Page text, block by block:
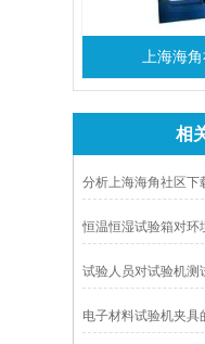
上海海
相
分析上海海角社区下
恒温恒湿试验箱对环
试验人员对试验机测
电子材料试验机夹具